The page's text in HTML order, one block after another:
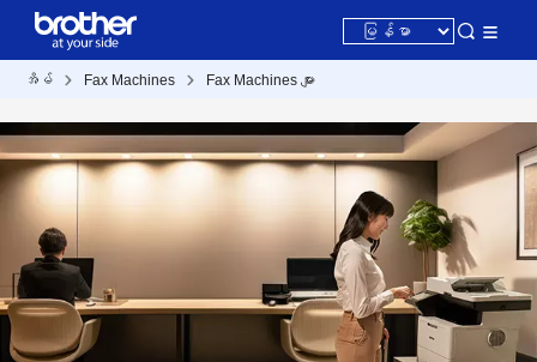
အိမ် Fax Machines Fax Machines များ